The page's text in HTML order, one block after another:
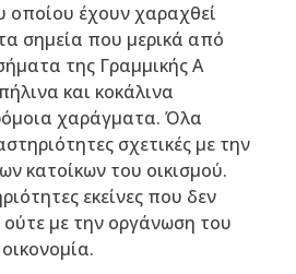
οποίου έχουν χαραχθεί
σημεία που μερικά από
της Γραμμικής Α
και κοκάλινα
χαράγματα. Όλα
σχετικές με την
κατοίκων του οικισμού.
εκείνες που δεν
με την οργάνωση του